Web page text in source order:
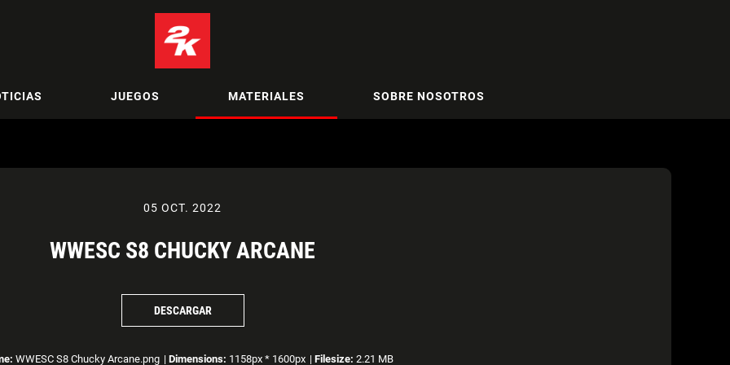
JUEGOS MATERIALES SOBRE NOSOTROS
05 OCT. 2022
WWESC S8 CHUCKY ARCANE
DESCARGAR
WWESC S8 Chucky Arcane.png | Dimensions: 1158px * 1600px | Filesize: 2.21 MB